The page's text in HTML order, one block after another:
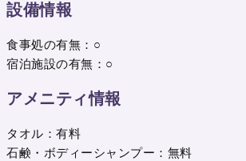
設備情報
食事処の有無：○
宿泊施設の有無：○
アメニティ情報
タオル：有料
石鹸・ボディーシャンプー：無料